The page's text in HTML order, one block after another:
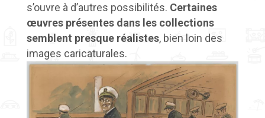
s’ouvre à d’autres possibilités. Certaines
œuvres présentes dans les collections
semblent presque réalistes, bien loin des
images caricaturales.